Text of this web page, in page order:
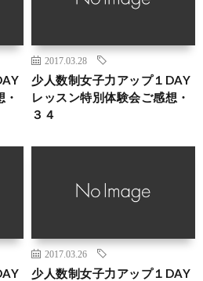
2017.03.28
少人数制女子力アップ１DAY
レッスン特別体験会ご感想・
３４
2017.03.26
少人数制女子力アップ１DAY